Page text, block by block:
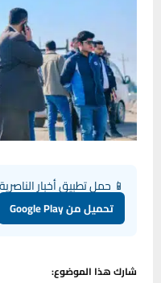
📱 حمل تطبيق أخبار
تحميل من Google Play
شارك هذا الموضوع: